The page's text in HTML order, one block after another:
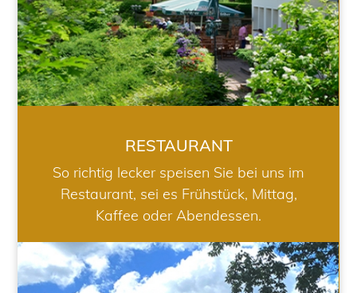
RESTAURANT
So richtig lecker speisen Sie bei uns im
Restaurant, sei es Frühstück, Mittag,
Kaffee oder Abendessen.